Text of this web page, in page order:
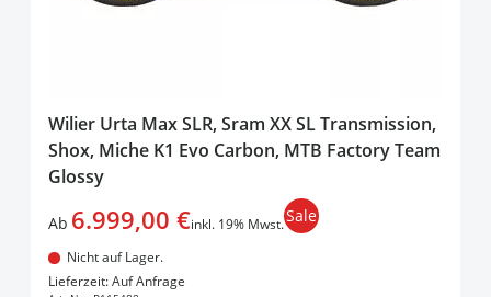
Wilier Urta Max SLR, Sram XX SL Transmission,
Shox, Miche K1 Evo Carbon, MTB Factory Team
Glossy
Ab 6.999,00 €inkl. 19% Mwst.Sale
Nicht auf Lager.
Lieferzeit: Auf AnfrageIn den Warenkorb